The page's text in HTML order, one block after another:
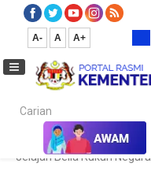
A- A A+
Carian...
Laman Utama Kalendar
Jelajah Belia Rukun Negara